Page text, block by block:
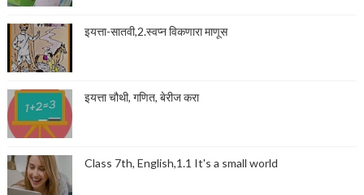
इयत्ता-सातवी,2.स्वप्न विकणारा माणूस
इयत्ता चौथी, गणित, बेरीज करा
Class 7th, English,1.1 It's a small world